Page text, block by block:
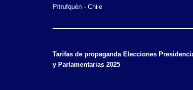
Pitrufquén - Chile
Tarifas de propaganda Elecciones
y Parlamentarias 2025